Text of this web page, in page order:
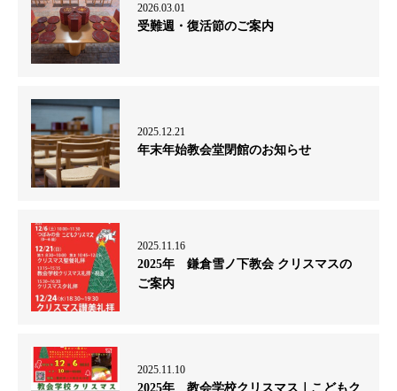
2026.03.01
受難週・復活節のご案内
2025.12.21
年末年始教会堂閉館のお知らせ
2025.11.16
2025年 鎌倉雪ノ下教会 クリスマスの
ご案内
2025.11.10
2025年 教会学校クリスマス｜こどもク